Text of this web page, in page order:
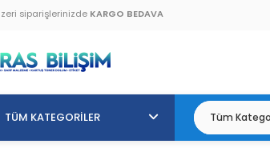
siparişlerinizde KARGO BEDAVA
TÜM KATEGORILER